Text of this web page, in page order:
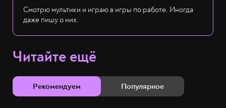
Смотрю мультики и играю в игры по работе. Иногда
даже пишу о них.
Читайте ещё
Рекомендуем Популярное